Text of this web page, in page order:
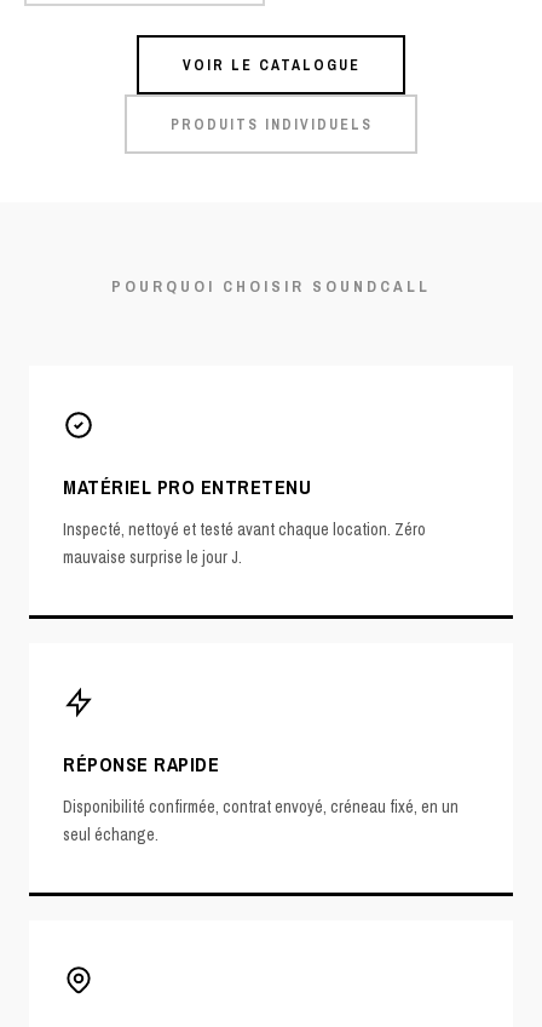
VOIR LE CATALOGUE
PRODUITS INDIVIDUELS
POURQUOI CHOISIR SOUNDCALL
MATÉRIEL PRO ENTRETENU
Inspecté, nettoyé et testé avant chaque location. Zéro
mauvaise surprise le jour J.
RÉPONSE RAPIDE
Disponibilité confirmée, contrat envoyé, créneau fixé, en un
seul échange.